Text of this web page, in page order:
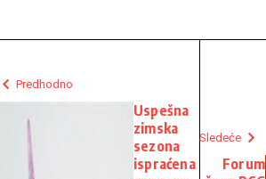
Predhodno
Uspešna
zimska
sezona
ispraćena
Sledeće
Forum